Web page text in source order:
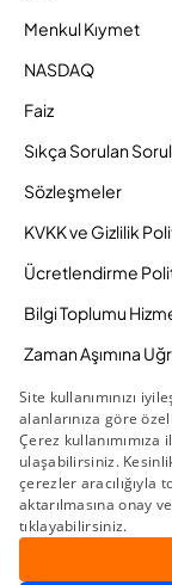
Menkul Kıymet
NASDAQ
Faiz
Sıkça Sorulan
Sözleşmeler
KVKK ve Gizlilik
Ücretlendirme
Bilgi Toplumu
Zaman Aşımına
Duyurular ve
© 2026 Gedik